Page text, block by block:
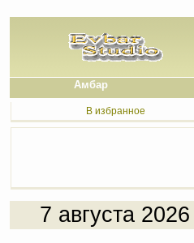
Амбар
В избранное
7 августа 2026